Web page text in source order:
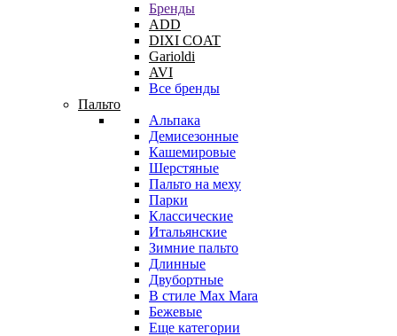
Бренды
ADD
DIXI COAT
Garioldi
AVI
Все бренды
Пальто
Альпака
Демисезонные
Кашемировые
Шерстяные
Пальто на меху
Парки
Классические
Итальянские
Зимние пальто
Длинные
Двубортные
В стиле Max Mara
Бежевые
Еще категории